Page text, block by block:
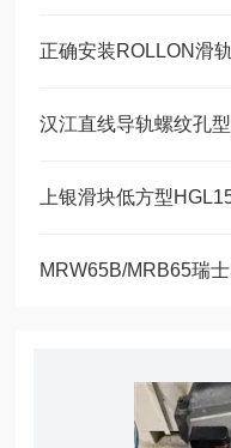
上银滑块低方型